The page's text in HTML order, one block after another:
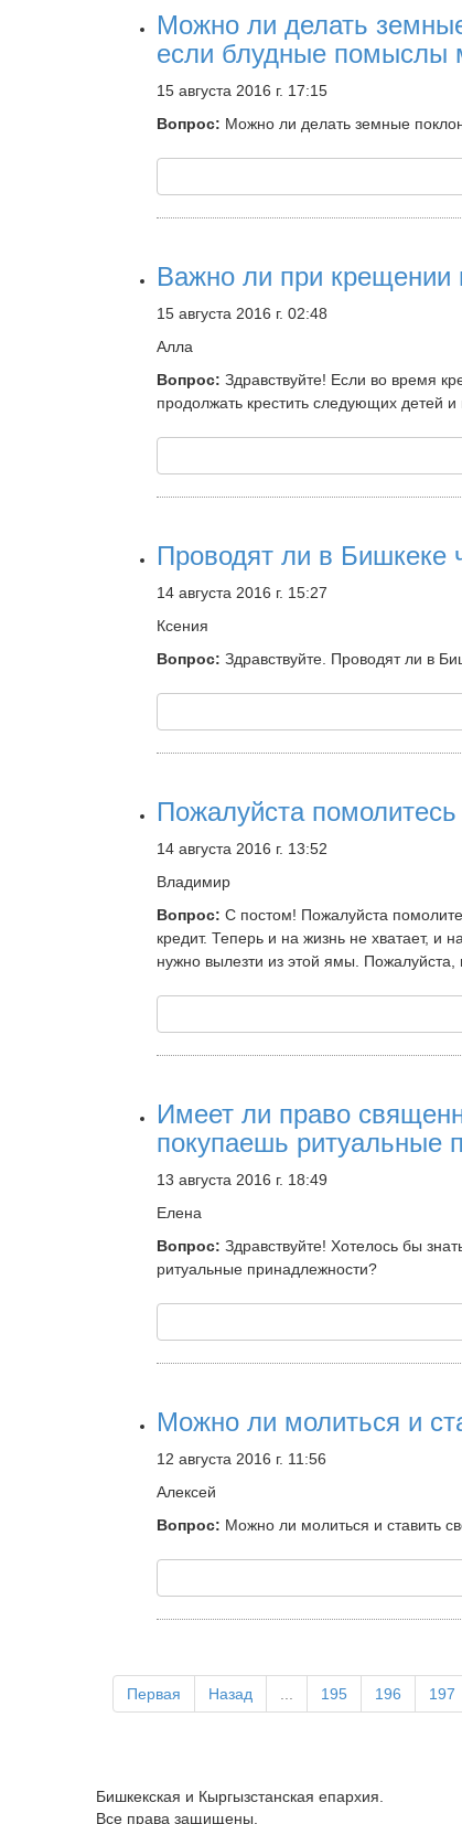
Можно ли делать
если блудные помыслы
15 августа 2016 г. 17:15
Вопрос: Можно ли делать земные
Важно ли при крещении
15 августа 2016 г. 02:48
Алла
Вопрос: Здравствуйте! Если во время
продолжать крестить следующих детей
Проводят ли в Бишкеке
14 августа 2016 г. 15:27
Ксения
Вопрос: Здравствуйте. Проводят ли в
Пожалуйста
14 августа 2016 г. 13:52
Владимир
Вопрос: С постом! Пожалуйста
кредит. Теперь и на жизнь не хватает, и
нужно вылезти из этой ямы.
Имеет ли право
покупаешь ритуальные
13 августа 2016 г. 18:49
Елена
Вопрос: Здравствуйте! Хотелось бы
ритуальные принадлежности?
Можно ли молиться и
12 августа 2016 г. 11:56
Алексей
Вопрос: Можно ли молиться и ставить
Первая Назад 195 196 197
Бишкекская и Кыргызстанская епархия.
Все права защищены.